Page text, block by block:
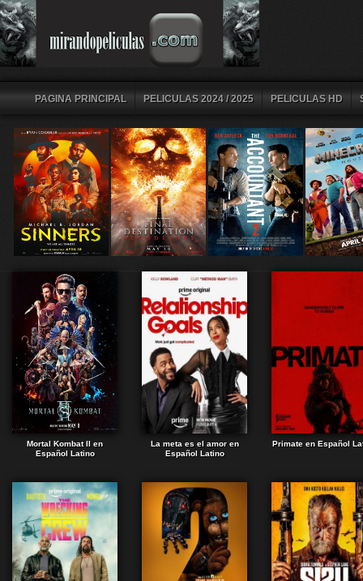
PAGINA PRINCIPAL PELICULAS 2024 / 2025 PELICULAS HD
Mortal Kombat II en
Español Latino
La meta es el amor en
Español Latino
Primate en Español